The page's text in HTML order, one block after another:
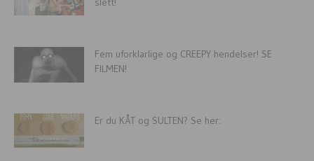
Fem uforklarlige og CREEPY hendelser! SE
FILMEN!
Er du KÅT og SULTEN? Se her: